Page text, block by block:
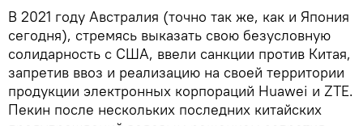
В 2021 году Австралия (точно так же, как и Япония
сегодня), стремясь выказать свою безусловную
солидарность с США, ввели санкции против Китая,
запретив ввоз и реализацию на своей территории
продукции электронных корпораций Huawei и ZTE.
Пекин после нескольких последних китайских